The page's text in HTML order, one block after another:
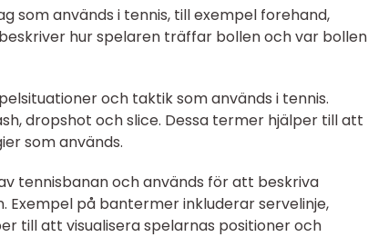
som används i tennis, till exempel forehand,
hur spelaren träffar bollen och var bollen
och taktik som används i tennis.
dropshot och slice. Dessa termer hjälper till att
som används.
tennisbanan och används för att beskriva
på bantermer inkluderar servelinje,
till att visualisera spelarnas positioner och